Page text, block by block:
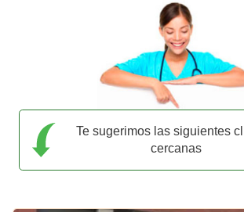
Te sugerimos las siguientes
cercanas